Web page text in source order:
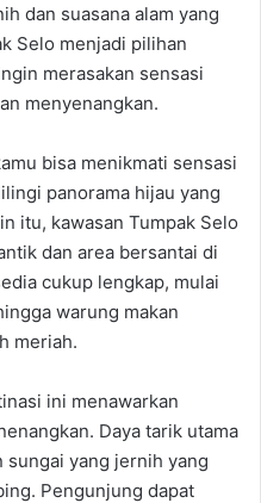
dan suasana alam yang
Selo menjadi pilihan
merasakan sensasi
menyenangkan.
bisa menikmati sensasi
panorama hijau yang
itu, kawasan Tumpak Selo
dan area bersantai di
cukup lengkap, mulai
warung makan
meriah.
ini menawarkan
Daya tarik utama
sungai yang jernih yang
Pengunjung dapat